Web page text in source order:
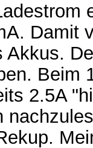
Damit
Akkus.
Beim
2.5A